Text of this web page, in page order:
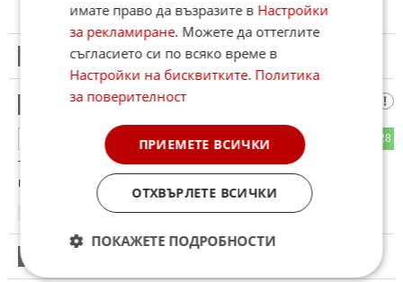
Този коментар е премахнат от модератор.
Митре
28
Толкова интензивни били ударите, че чак забавили два
полета на самолети!...Направо...без думи!
13.06.2026
имате право да възразите в Настройки
за рекламиране. Можете да оттеглите
съгласието си по всяко време в
Настройки на бисквитките. Политика
за поверителност
ПРИЕМЕТЕ ВСИЧКИ
ОТХВЪРЛЕТЕ ВСИЧКИ
ПОКАЖЕТЕ ПОДРОБНОСТИ